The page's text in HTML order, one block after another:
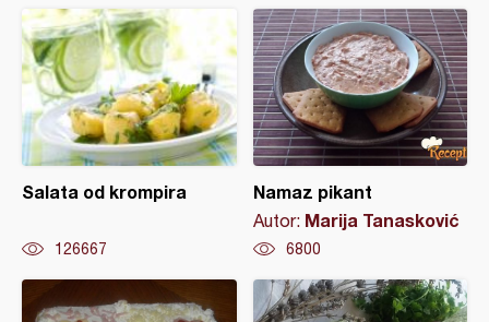
Salata od krompira
126667
Namaz pikant
Autor: Marija Tanasković
6800